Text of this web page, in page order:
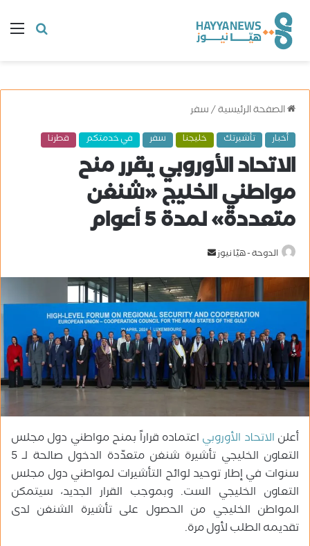
البحث
الصفحة الرئيسية/سفر
أخبار تأشيرتك خليجنا سفر في خدمتكم قطرنا
الاتحاد الأوروبي يقرر منح
مواطني الخليج «شنغن
متعددة» لمدة 5 أعوام
الدوحة - هيّا نيوز
س
ل
ب
ر
ي
د
ا
ل
ك
ت
ر
و
ا
أعلن الاتحاد الأوروبي اعتماده قراراً بمنح مواطني دول مجلس
التعاون الخليجي تأشيرة شنغن متعدّدة الدخول صالحة لـ 5
سنوات في إطار توحيد لوائح التأشيرات لمواطني دول مجلس
التعاون الخليجي الست. وبموجب القرار الجديد، سيتمكن
المواطن الخليجي من الحصول على تأشيرة الشنغن لدى
تقديمه الطلب لأول مرة.